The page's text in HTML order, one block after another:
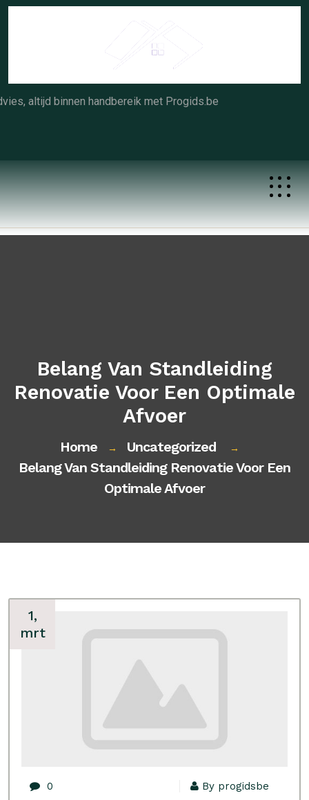
Skip
altijd binnen handbereik met Progids.be
Belang Van Standleiding
Renovatie Voor Een Optimale
Afvoer
Home → Uncategorized →
Belang Van Standleiding Renovatie Voor Een
Optimale Afvoer
1,
mrt
0 By progidsbe